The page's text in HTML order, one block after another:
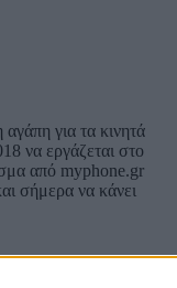
για τα κινητά
να εργάζεται στο
από myphone.gr
σήμερα να κάνει